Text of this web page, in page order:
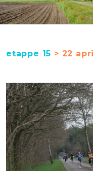
etappe 15 > 22